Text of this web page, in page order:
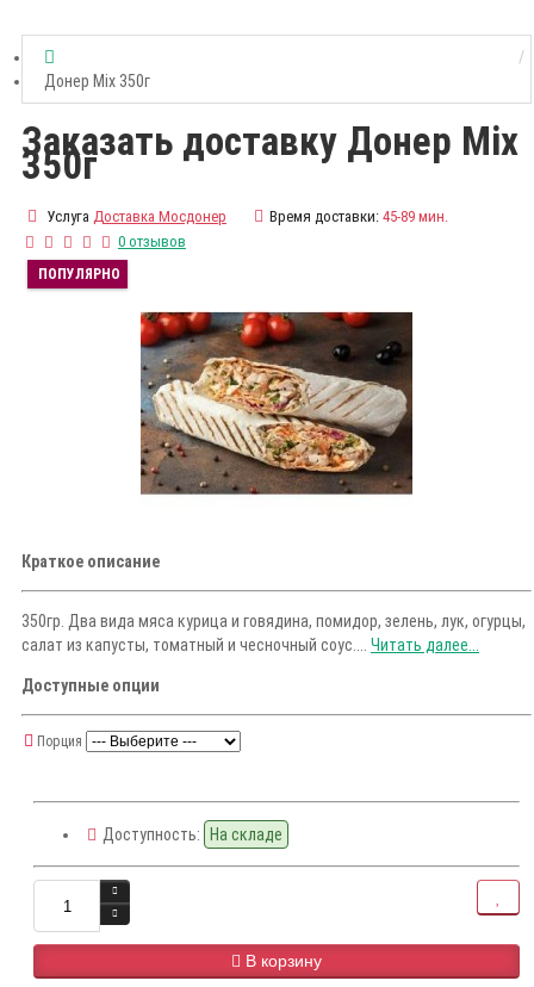
Донер Mix 350г
Заказать доставку Донер Mix
350г
Услуга Доставка Мосдонер Время доставки: 45-89 мин.
0 отзывов
ПОПУЛЯРНО
Краткое описание
350гр. Два вида мяса курица и говядина, помидор, зелень, лук, огурцы,
салат из капусты, томатный и чесночный соус.... Читать далее...
Доступные опции
Порция
Доступность: На складе
В корзину